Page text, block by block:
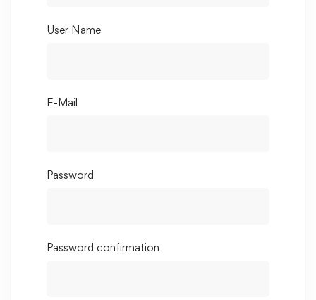
User Name
E-Mail
Password
Password confirmation